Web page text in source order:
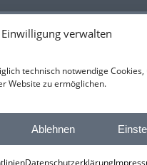
Einwilligung verwalten
technisch notwendige Cookies,
Website zu ermöglichen.
Ablehnen
Datenschutzerklärung